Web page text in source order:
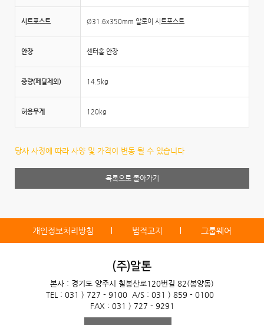
시트포스트 Ø31.6x350mm 알로이 시트포스트
안장 센터홀 안장
중량(페달제외) 14.5kg
허용무게 120kg
당사 사정에 따라 사양 및 가격이 변동 될 수 있습니다
목록으로 돌아가기
개인정보처리방침 법적고지 그룹웨어
(주)알톤
본사 : 경기도 양주시 칠봉산로120번길 82(봉양동)
TEL : 031 ) 727 - 9100
A/S : 031 ) 859 - 0100
FAX : 031 ) 727 - 9291